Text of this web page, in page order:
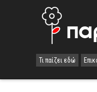
Τι παίζει εδώ